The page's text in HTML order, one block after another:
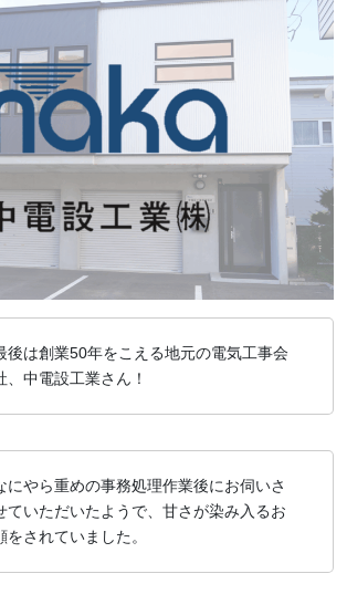
後は創業50年をこえる地元の電気工事会
、中電設工業さん！
にやら重めの事務処理作業後にお伺いさ
ていただいたようで、甘さが染み入るお
をされていました。